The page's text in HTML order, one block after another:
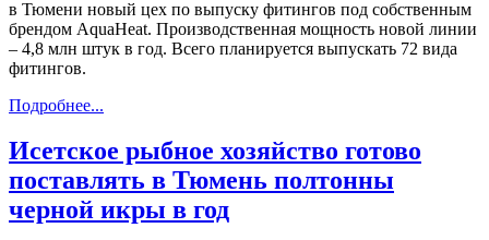
в Тюмени новый цех по выпуску фитингов под собственным
брендом AquaHeat. Производственная мощность новой линии
– 4,8 млн штук в год. Всего планируется выпускать 72 вида
фитингов.
Подробнее...
Исетское рыбное хозяйство готово
поставлять в Тюмень полтонны
черной икры в год